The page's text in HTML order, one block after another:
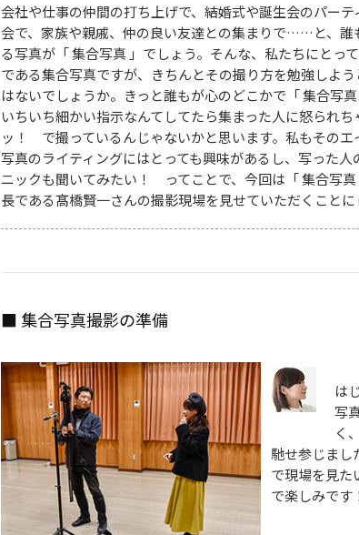
会社や仕事の仲間の打ち上げで、結婚式や誕生会のパー
会で、家族や親戚、仲の良い友達との集まりで……と、誰
る写真が「 集合写真 」でしょう。そんな、私たちにとっ
である集合写真ですが、きちんとその撮り方を勉強しよ
はないでしょうか。きっと誰もが心のどこかで「 集合写
いちいち細かい指示なんてしてたら集まった人に怒られ
ッ！ で撮っているんじゃないかと思います。私もそのエ
写真のライティングにはとっても興味があるし、写った
ニックも聞いてみたい！ ってことで、今回は「 集合写
長である髙橋賢一さんの撮影現場を見せていただくことに
■ 集合写真撮影の準備
は
写
く
馳せ参じま
で現場を見た
で楽しみです